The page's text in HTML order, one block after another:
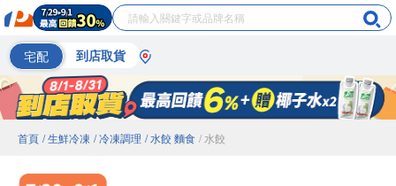
宅配 到店取貨
首頁 / 生鮮冷凍 / 冷凍調理 / 水餃 麵食 / 水餃